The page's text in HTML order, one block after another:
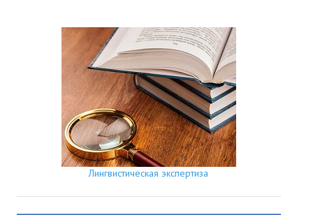
Лингвистическая экспертиза